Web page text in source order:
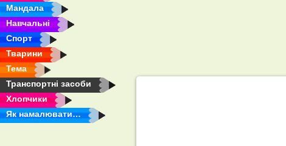
Мандала
Навчальні
Спорт
Тварини
Тема
Транспортні засоби
Хлопчики
Як намалювати…